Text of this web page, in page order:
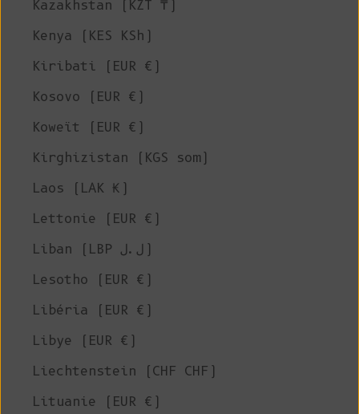
Kazakhstan (KZT ₸)
Kenya (KES KSh)
Kiribati (EUR €)
Kosovo (EUR €)
Koweït (EUR €)
Kirghizistan (KGS som)
Laos (LAK ₭)
Lettonie (EUR €)
Liban (LBP ل.ل)
Lesotho (EUR €)
Libéria (EUR €)
Libye (EUR €)
Liechtenstein (CHF CHF)
Lituanie (EUR €)